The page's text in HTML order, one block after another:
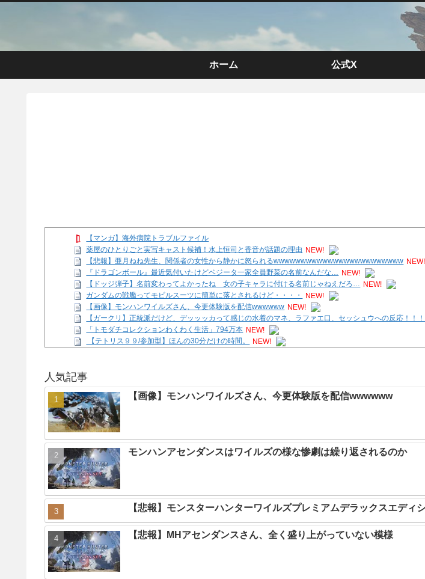
ホーム 公式X
【マンガ】海外病院トラブルファイル
薬屋のひとりごと実写キャスト候補！水上恒司と香音が話題の理由 NEW!
【悲報】亜月ねね先生、関係者の女性から静かに怒られるwwwwwwwwwwwwwwwwwwwwwwww NEW!
『ドラゴンボール』最近気付いたけどベジータ一家全員野菜の名前なんだな… NEW!
【ドッジ弾子】名前変わってよかったね 女の子キャラに付ける名前じゃねえだろ… NEW!
ガンダムの戦艦ってモビルスーツに簡単に落とされるけど・・・・
NEW!
【画像】モンハンワイルズさん、今更体験版を配信wwwwww NEW!
【ガークリ】正統派だけど、デッッッカって感じの水着のマネ、ラファエ口、セッシュウへの反応！！！
「トモダチコレクションわくわく生活」794万本 NEW!
【テトリス９９/参加型】ほんの30分だけの時間。
NEW!
Powered by livedoor 相互RSS
人気記事
【画像】モンハンワイルズさん、今更体験版を配信wwwwww
モンハンアセンダンスはワイルズの様な惨劇は繰り返されるのか
【悲報】モンスターハンターワイルズプレミアムデラックスエディ
【悲報】MHアセンダンスさん、全く盛り上がっていない模様